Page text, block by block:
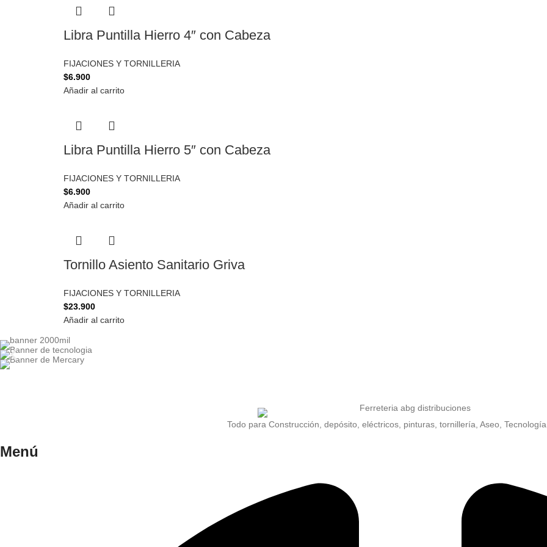
Libra Puntilla Hierro 4″ con Cabeza
FIJACIONES Y TORNILLERIA
$6.900
Añadir al carrito
Libra Puntilla Hierro 5″ con Cabeza
FIJACIONES Y TORNILLERIA
$6.900
Añadir al carrito
Tornillo Asiento Sanitario Griva
FIJACIONES Y TORNILLERIA
$23.900
Añadir al carrito
Todo para Construcción, depósito, eléctricos, pinturas, tornillería, Aseo,
Menú